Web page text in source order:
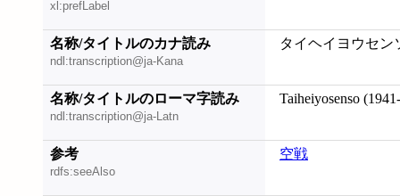
xl:prefLabel
名称/タイトルのカナ読み
ndl:transcription@ja-Kana
タイヘイヨウセン
名称/タイトルのローマ字読み
ndl:transcription@ja-Latn
Taiheiyosenso
参考
rdfs:seeAlso
空戦